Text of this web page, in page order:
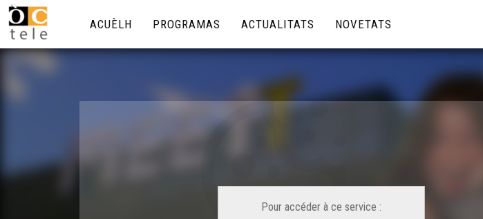
ACUÈLH PROGRAMAS ACTUALITATS NOVETATS
Pour accéder à ce service :